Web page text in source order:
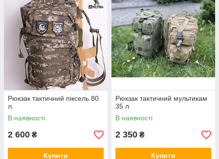
Рюкзак тактичний піксель 80
л.
В наявності
2 600 ₴
Купити
Рюкзак тактичний мультикам
35 л
В наявності
2 350 ₴
Купити